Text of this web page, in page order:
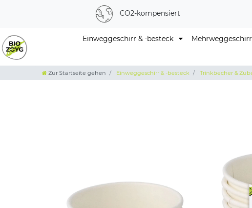
CO2-kompensiert
Einweggeschirr & -besteck
Zur Startseite gehen Einweggeschirr & -besteck Trinkbecher &